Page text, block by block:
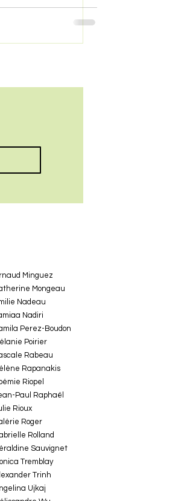
Minguez
Mongeau
Nadeau
Nadiri
Perez-Boudon
Poirier
Rabeau
Rapanakis
Riopel
Paul Raphaël
Rioux
Roger
Rolland
Sauvignet
Tremblay
Trinh
Ujkaj